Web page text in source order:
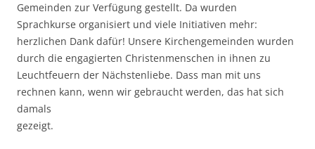
Gemeinden zur Verfügung gestellt. Da wurden
Sprachkurse organisiert und viele Initiativen mehr:
herzlichen Dank dafür! Unsere Kirchengemeinden wurden
durch die engagierten Christenmenschen in ihnen zu
Leuchtfeuern der Nächstenliebe. Dass man mit uns
rechnen kann, wenn wir gebraucht werden, das hat sich
damals
gezeigt.